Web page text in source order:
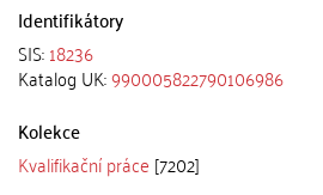
Identifikátory
SIS:18236
Katalog UK:990005822790106986
Kolekce
Kvalifikační práce [7202]